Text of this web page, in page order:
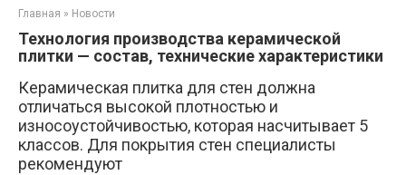
Главная » Новости
Технология производства керамической
плитки — состав, технические характеристики
Керамическая плитка для стен должна
отличаться высокой плотностью и
износоустойчивостью, которая насчитывает 5
классов. Для покрытия стен специалисты
рекомендуют